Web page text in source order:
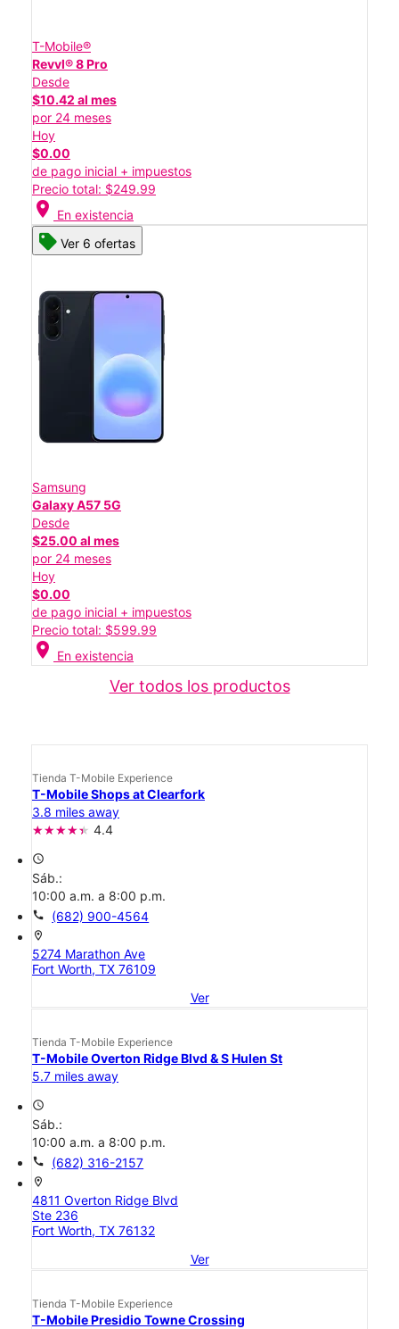
T-Mobile®
Revvl® 8 Pro
Desde
$10.42 al mes
por 24 meses
Hoy
$0.00
de pago inicial + impuestos
Precio total: $249.99
location_on En existencia
Ver 6 ofertas
Samsung
Galaxy A57 5G
Desde
$25.00 al mes
por 24 meses
Hoy
$0.00
de pago inicial + impuestos
Precio total: $599.99
location_on En existencia
Ver todos los productos
Tienda T-Mobile Experience
T-Mobile Shops at Clearfork
3.8 miles away
4.4
access_time
Sáb.:
10:00 a.m. a 8:00 p.m.
call (682) 900-4564
location_on
5274 Marathon Ave
Fort Worth, TX 76109
Ver
Tienda T-Mobile Experience
T-Mobile Overton Ridge Blvd & S Hulen St
5.7 miles away
access_time
Sáb.:
10:00 a.m. a 8:00 p.m.
call (682) 316-2157
location_on
4811 Overton Ridge Blvd
Ste 236
Fort Worth, TX 76132
Ver
Tienda T-Mobile Experience
T-Mobile Presidio Towne Crossing